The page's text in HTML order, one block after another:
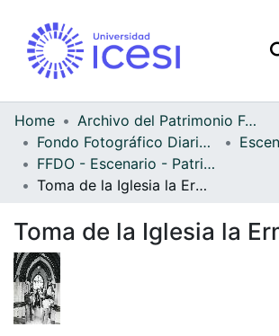
Home
Archivo del Patrimonio Fotográfico y Fílmico del Valle del Cauca
Fondo Fotográfico Diario Occidente
FFDO - Escenario - Patrimonial
Toma de la Iglesia la Ermita, Cali
Toma de la Iglesia la